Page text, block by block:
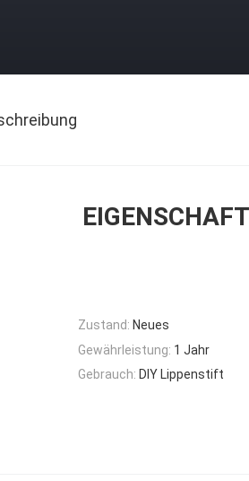
Zustand: Neues
Gewährleistung: 1 Jahr
Gebrauch: DIY Lippenstift